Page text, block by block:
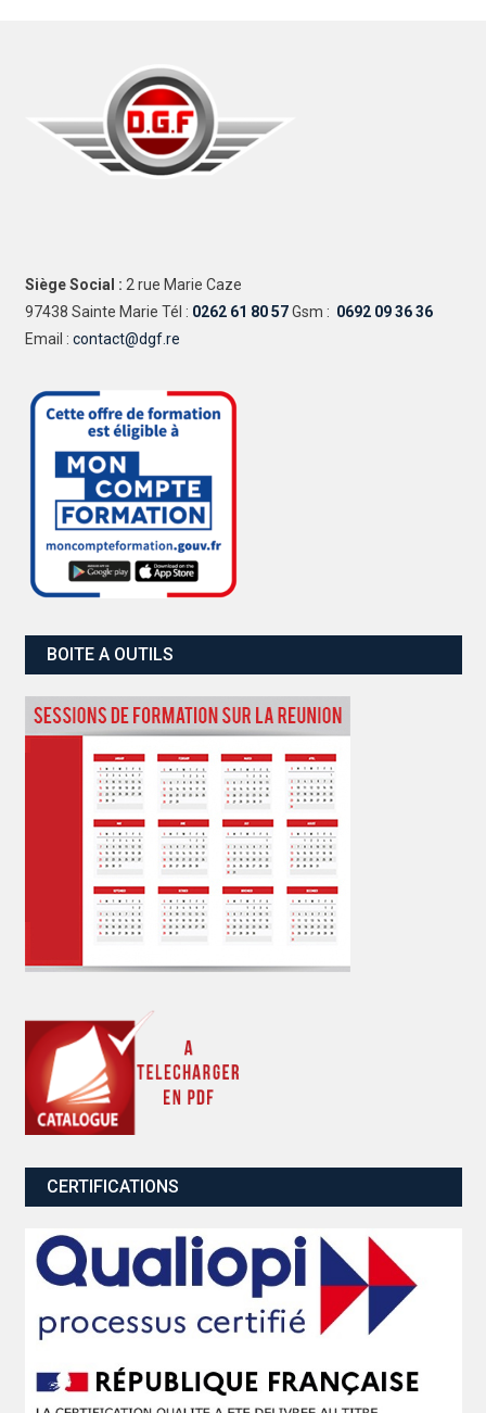
Siège Social : 2 rue Marie Caze
97438 Sainte Marie Tél : 0262 61 80 57Gsm : 0692 09 36 36
Email : contact@dgf.re
BOITE A OUTILS
CERTIFICATIONS